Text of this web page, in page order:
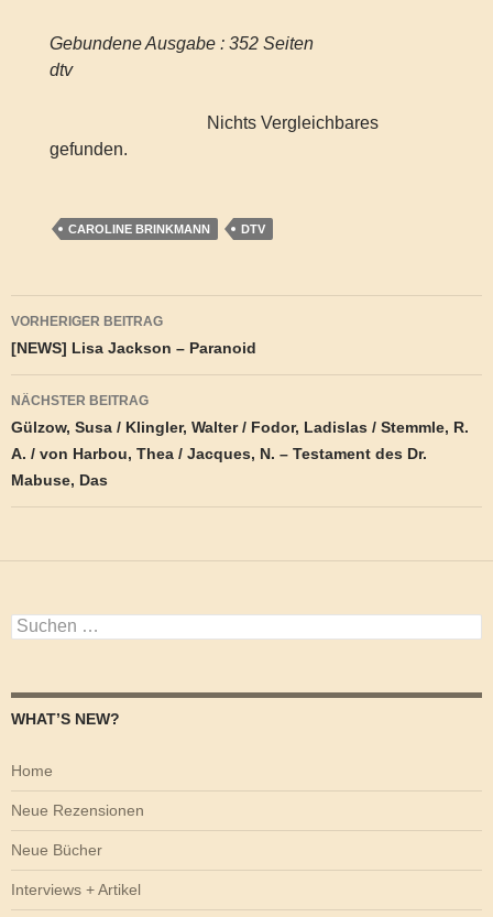
Gebundene Ausgabe : 352 Seiten
dtv
Nichts Vergleichbares
gefunden.
CAROLINE BRINKMANN DTV
Beitragsnavigation
VORHERIGER BEITRAG
[NEWS] Lisa Jackson – Paranoid
NÄCHSTER BEITRAG
Gülzow, Susa / Klingler, Walter / Fodor, Ladislas / Stemmle, R.
A. / von Harbou, Thea / Jacques, N. – Testament des Dr.
Mabuse, Das
Suchen
nach:
WHAT’S NEW?
Home
Neue Rezensionen
Neue Bücher
Interviews + Artikel